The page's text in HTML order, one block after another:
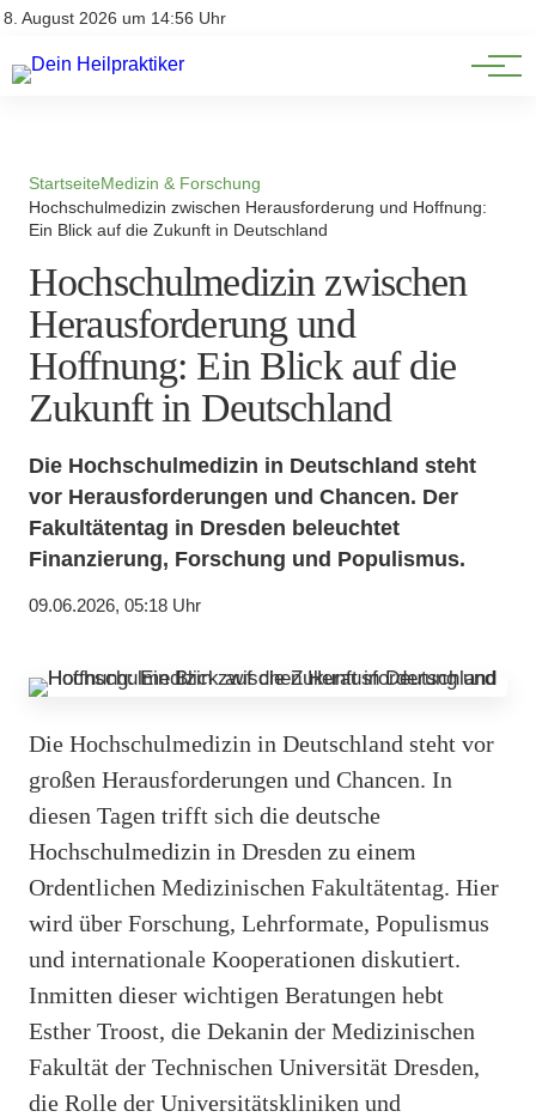
8. August 2026 um 14:56 Uhr
Impressum
Natürliche Medizin
Heilpflanzen & Kräuterkunde
StartseiteMedizin & Forschung
Hochschulmedizin zwischen Herausforderung und Hoffnung:
Ein Blick auf die Zukunft in Deutschland
Hochschulmedizin zwischen
Herausforderung und
Hoffnung: Ein Blick auf die
Zukunft in Deutschland
Die Hochschulmedizin in Deutschland steht
vor Herausforderungen und Chancen. Der
Fakultätentag in Dresden beleuchtet
Finanzierung, Forschung und Populismus.
09.06.2026, 05:18 Uhr
Die Hochschulmedizin in Deutschland steht vor
großen Herausforderungen und Chancen. In
diesen Tagen trifft sich die deutsche
Hochschulmedizin in Dresden zu einem
Ordentlichen Medizinischen Fakultätentag. Hier
wird über Forschung, Lehrformate, Populismus
und internationale Kooperationen diskutiert.
Inmitten dieser wichtigen Beratungen hebt
Esther Troost, die Dekanin der Medizinischen
Fakultät der Technischen Universität Dresden,
die Rolle der Universitätskliniken und